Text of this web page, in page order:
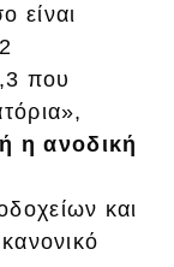
είναι
που
η ανοδική
και